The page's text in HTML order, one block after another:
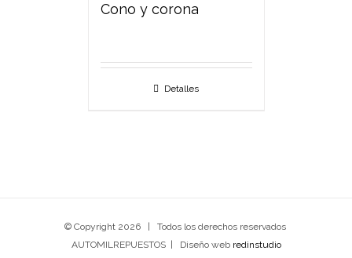
Cono y corona
Detalles
© Copyright 2026 | Todos los derechos reservados
AUTOMILREPUESTOS | Diseño web redinstudio